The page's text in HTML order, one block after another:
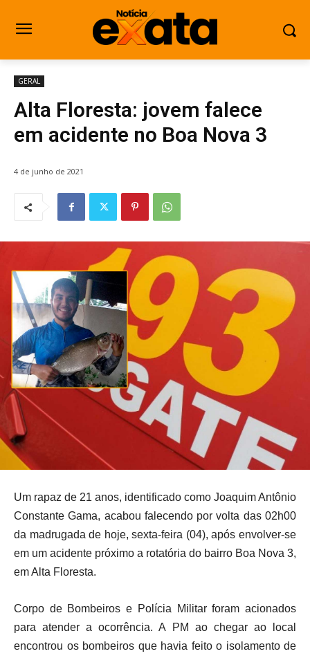
GERAL
Alta Floresta: jovem falece
em acidente no Boa Nova 3
4 de junho de 2021
Um rapaz de 21 anos, identificado como Joaquim Antônio
Constante Gama, acabou falecendo por volta das 02h00
da madrugada de hoje, sexta-feira (04), após envolver-se
em um acidente próximo a rotatória do bairro Boa Nova 3,
em Alta Floresta.
Corpo de Bombeiros e Polícia Militar foram acionados
para atender a ocorrência. A PM ao chegar ao local
encontrou os bombeiros que havia feito o isolamento de